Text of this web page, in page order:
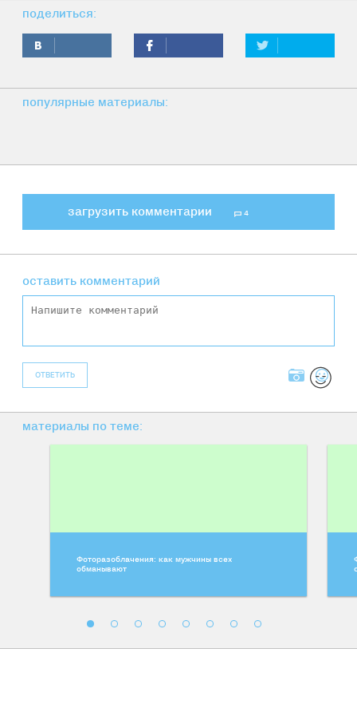
поделиться:
популярные материалы:
загрузить комментарии 4
оставить комментарий
ОТВЕТИТЬ
материалы по теме:
Фоторазоблачения: как мужчины всех
обманывают